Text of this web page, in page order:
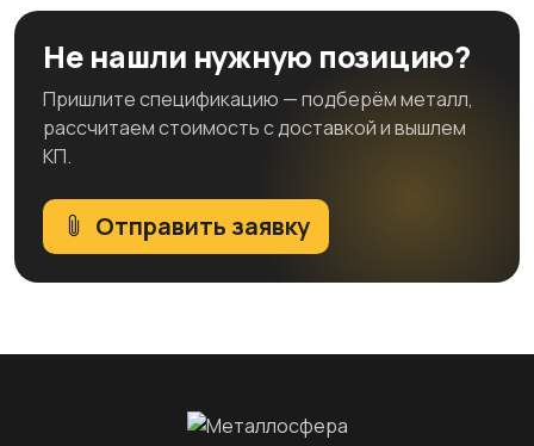
Не нашли нужную позицию?
Пришлите спецификацию — подберём металл,
рассчитаем стоимость с доставкой и вышлем
КП.
Отправить заявку